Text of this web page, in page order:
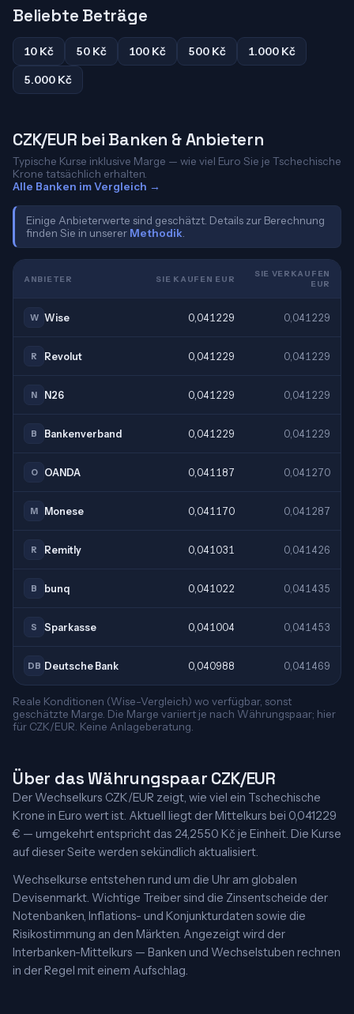
Beliebte Beträge
10 Kč 50 Kč 100 Kč 500 Kč
1.000 Kč
5.000 Kč
CZK/EUR bei Banken & Anbietern
Typische Kurse inklusive Marge — wie viel Euro Sie je Tschechische
Krone tatsächlich erhalten.
Alle Banken im Vergleich →
Einige Anbieterwerte sind geschätzt. Details zur Berechnung
finden Sie in unserer Methodik
ANBIETER SIE KAUFEN EUR
SIE VERKAUFEN
EUR
W Wise 0,041229 0,041229
R Revolut 0,041229 0,041229
N N26 0,041229 0,041229
B Bankenverband 0,041229 0,041229
O OANDA 0,041187 0,041270
M Monese 0,041170 0,041287
R Remitly 0,041031 0,041426
B bunq 0,041022 0,041435
S Sparkasse 0,041004 0,041453
DB Deutsche Bank 0,040988 0,041469
Reale Konditionen (Wise-Vergleich) wo verfügbar, sonst
geschätzte Marge. Die Marge variiert je nach Währungspaar; hier
für CZK/EUR. Keine Anlageberatung.
Über das Währungspaar CZK/EUR
Der Wechselkurs CZK/EUR zeigt, wie viel ein Tschechische
Krone in Euro wert ist. Aktuell liegt der Mittelkurs bei 0,041229
€ — umgekehrt entspricht das 24,2550 Kč je Einheit. Die Kurse
auf dieser Seite werden sekündlich aktualisiert.
Wechselkurse entstehen rund um die Uhr am globalen
Devisenmarkt. Wichtige Treiber sind die Zinsentscheide der
Notenbanken, Inflations- und Konjunkturdaten sowie die
Risikostimmung an den Märkten. Angezeigt wird der
Interbanken-Mittelkurs — Banken und Wechselstuben rechnen
in der Regel mit einem Aufschlag.